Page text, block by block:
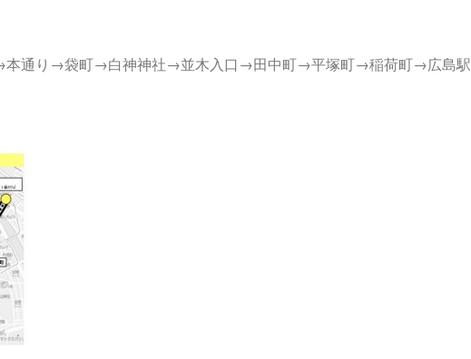
本通り→袋町→白神神社→並木入口→田中町→平塚町→稲荷町→広島駅